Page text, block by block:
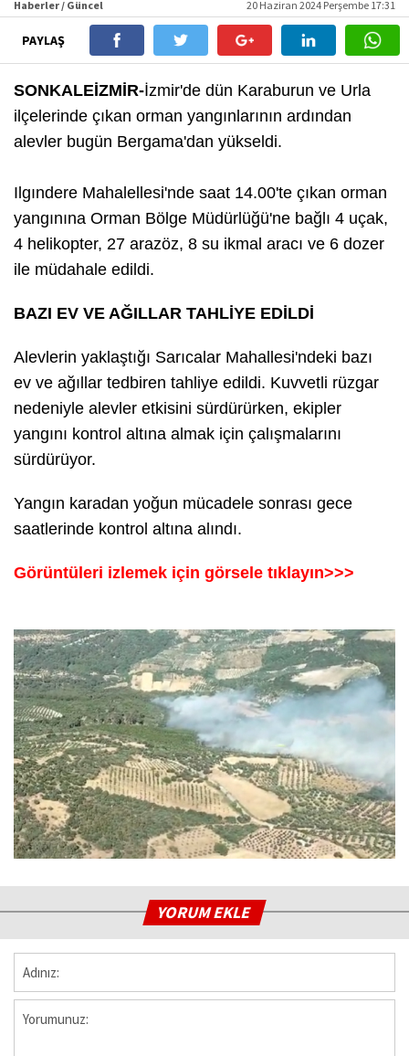
Haberler / Güncel 20 Haziran 2024 Perşembe 17:31
PAYLAŞ
SONKALEİZMİR-İzmir'de dün Karaburun ve Urla
ilçelerinde çıkan orman yangınlarının ardından
alevler bugün Bergama'dan yükseldi.
Ilgındere Mahalellesi'nde saat 14.00'te çıkan orman
yangınına Orman Bölge Müdürlüğü'ne bağlı 4 uçak,
4 helikopter, 27 arazöz, 8 su ikmal aracı ve 6 dozer
ile müdahale edildi.
BAZI EV VE AĞILLAR TAHLİYE EDİLDİ
Alevlerin yaklaştığı Sarıcalar Mahallesi'ndeki bazı
ev ve ağıllar tedbiren tahliye edildi. Kuvvetli rüzgar
nedeniyle alevler etkisini sürdürürken, ekipler
yangını kontrol altına almak için çalışmalarını
sürdürüyor.
Yangın karadan yoğun mücadele sonrası gece
saatlerinde kontrol altına alındı.
Görüntüleri izlemek için görsele tıklayın>>>
YORUM EKLE